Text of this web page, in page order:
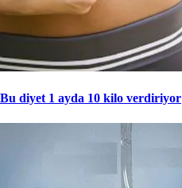
Bu diyet 1 ayda 10 kilo verdiriyor